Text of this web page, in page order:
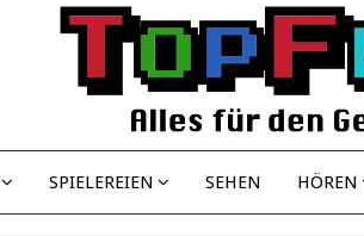
SPIELEREIEN SEHEN HÖREN